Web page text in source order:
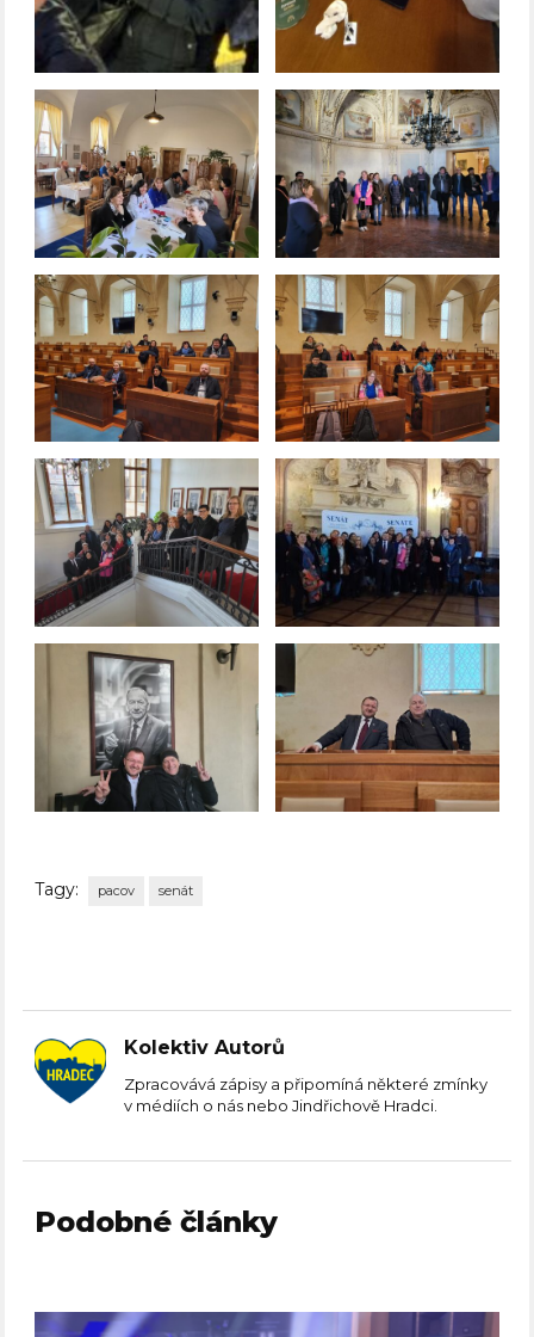
Tagy: pacov senát
Kolektiv Autorů
Zpracovává zápisy a připomíná některé zmínky
v médiích o nás nebo Jindřichově Hradci.
Podobné články